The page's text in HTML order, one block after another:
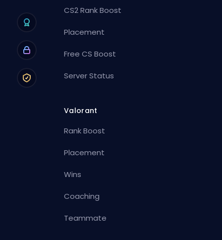
CS2 Rank Boost
Placement
Free CS Boost
Server Status
Valorant
Rank Boost
Placement
Wins
Coaching
Teammate